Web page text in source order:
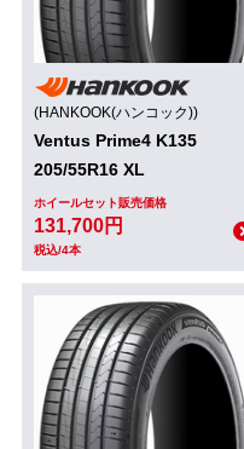
(HANKOOK(ハンコック))
Ventus Prime4 K135
205/55R16 XL
ホイールセット販売価格
131,700円
税込/4本